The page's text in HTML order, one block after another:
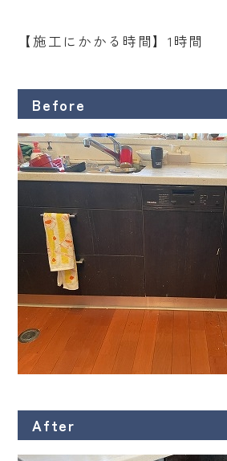
【施工にかかる時間】1時間
Before
After